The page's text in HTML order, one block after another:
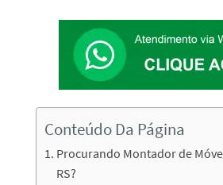
Conteúdo Da Página
Procurando Montador de
RS?